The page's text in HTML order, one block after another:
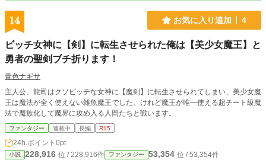
14 お気に入り追加 4
ビッチ女神に【剣】に転生させられた俺は【美少女魔王】と
勇者の聖剣ブチ折ります！
青色ナギサ
主人公、龍司はクソビッチな女神に【魔剣】に転生させられてしまい、美少女魔
王は魔法が全く使えない雑魚魔王でした、けれど魔王が唯一使える超チート級魔
法で魔族化して魔界に攻め入る人間たちと戦います。
ファンタジー 連載中 長編 R15
24h.ポイント 0pt
小説 228,916 位 / 228,916件 ファンタジー 53,354 位 / 53,354件